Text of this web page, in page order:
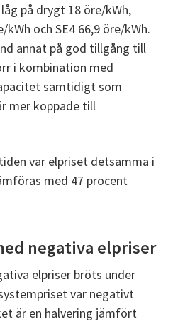
på drygt 18 öre/kWh,
kWh och SE4 66,9 öre/kWh.
annat på god tillgång till
i kombination med
samtidigt som
mer koppade till
var elpriset detsamma i
med 47 procent
negativa elpriser
elpriser bröts under
var negativt
är en halvering jämfört